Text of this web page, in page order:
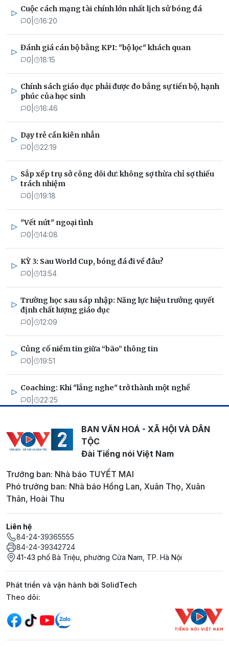
Cuộc cách mạng tài chính lớn nhất lịch sử bóng đá
0 16:20
Đánh giá cán bộ bằng KPI: "bộ lọc" khách quan
0 18:15
Chính sách giáo dục phải được đo bằng sự tiến bộ, hạnh
phúc của học sinh
0 16:46
Dạy trẻ cần kiên nhẫn
0 22:19
Sắp xếp trụ sở công dôi dư: không sợ thừa chỉ sợ thiếu
trách nhiệm
0 19:18
"Vết nứt" ngoại tình
0 14:08
KỲ 3: Sau World Cup, bóng đá đi về đâu?
0 13:54
Trường học sau sáp nhập: Năng lực hiệu trưởng quyết
định chất lượng giáo dục
0 12:09
Củng cố niềm tin giữa “bão” thông tin
0 19:51
Coaching: Khi "lắng nghe" trở thành một nghề
0 22:25
BAN VĂN HOÁ - XÃ HỘI VÀ DÂN
TỘC
Đài Tiếng nói Việt Nam
Trưởng ban: Nhà báo TUYẾT MAI
Phó trưởng ban: Nhà báo Hồng Lan, Xuân Thọ, Xuân
Thân, Hoài Thu
Liên hệ
84-24-39365555
84-24-39342724
41-43 phố Bà Triệu, phường Cửa Nam, TP. Hà Nội
Phát triển và vận hành bởi SolidTech
Mạng xã hội
Theo dõi: